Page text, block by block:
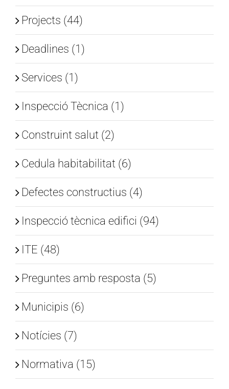
Projects (44)
Deadlines (1)
Services (1)
Inspecció Tècnica (1)
Construint salut (2)
Cedula habitabilitat (6)
Defectes constructius (4)
Inspecció tècnica edifici (94)
ITE (48)
Preguntes amb resposta (5)
Municipis (6)
Notícies (7)
Normativa (15)